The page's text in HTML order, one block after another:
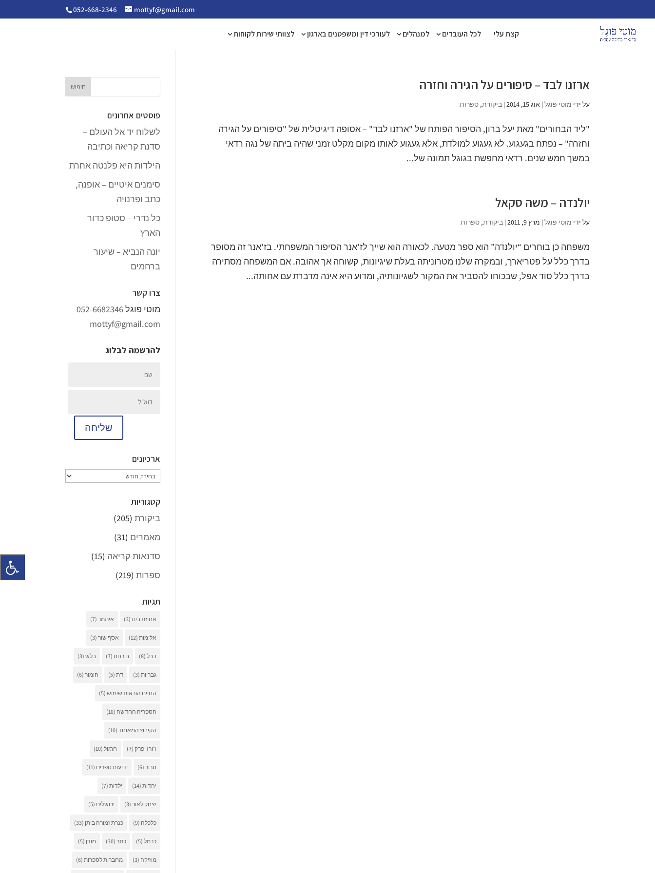
052-668-2346 mottyf@gmail.com
קצת עלי לכל העובדים למנהלים לעורכי דין ומשפטנים בארגון לצוותי שירות לקוחות
ארזנו לבד – סיפורים על הגירה וחזרה
על ידי מוטי פוגל|אוג 15, 2014 |ביקורת,ספרות
"ליד הבחורים" מאת יעל ברון, הסיפור הפותח של "ארזנו לבד" – אסופה דיגיטלית של "סיפורים על הגירה
וחזרה" – נפתח בגעגוע. לא געגוע למולדת, אלא געגוע לאותו מקום מקלט זמני שהיה ביתה של נגה רדאי
במשך חמש שנים. רדאי מחפשת בגוגל תמונה של...
יולנדה – משה סקאל
על ידי מוטי פוגל| מרץ 9, 2011 |ביקורת,ספרות
משפחה כן בוחרים “יולנדה” הוא ספר מטעה. לכאורה הוא שייך לז'אנר הסיפור המשפחתי. בז'אנר זה מסופר
בדרך כלל על פטריארך, ובמקרה שלנו מטרוניתה בעלת שיגיונות, קשוחה אך אהובה. אם המשפחה מסתירה
בדרך כלל סוד אפל, שבכוחו להסביר את המקור לשגיונותיה, ומדוע היא אינה מדברת עם אחותה...
פוסטים אחרונים
לשלוח יד אל העולם –
סדנת קריאה וכתיבה
הילדות היא פלנטה אחרת
סימנים איטיים – אופנה,
כתב ופרנויה
כל נדרי – סטופ כדור
הארץ
יונה הנביא – שיעור
ברחמים
צרו קשר
מוטי פוגל052-6682346
mottyf@gmail.com
להרשמה לבלוג
שליחה
ארכיונים
ארכיונים
קטגוריות
ביקורת (205)
מאמרים (31)
סדנאות קריאה (15)
ספרות (219)
תגיות
אחוזת בית (3) איתמר (7)
אלימות (12) אסף שור (3)
בבל (8) בורחס (7) בלש (3)
גבריות (3) דת (5) הומור (6)
החיים הוראות שימוש (5)
הספריה החדשה (10)
הקיבוץ המאוחד (10)
ז'ורז' פרק (7) חרגול (10)
טרור (6) ידיעות ספרים (11)
יהדות (14) ילדות (7)
יצחק לאור (3) ירושלים (5)
כלכלה (9) כנרת זמורה ביתן (33)
כרמל (5) כתר (30) מודן (5)
מוזיקה (3) מחברות לספרות (6)